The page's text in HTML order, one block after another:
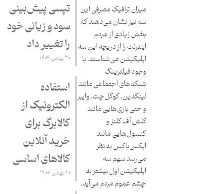
میزان ترافیک مصرفی این
سه نیز نشان می‌دهند که
بخش زیادی از مردم
اینترنت را از دریچه این سه
اپلیکیشن می‌شناسند. با
وجود فیلترینگ
شبکه‌های اجتماعی مانند
لینکدین، گوگل‌چت، وایبر
و حتی بازی‌هایی مانند
کلش‌ آف کلنز و
کنسول‌هایی مانند
ایکس‌باکس به نظر
می‌رسد سهم سه
اپلیکیشن اول بیشتر به
چشم عموم مردم می‌آید.
تپسی پیش‌بینی
سود و زیانی خود
را تغییر داد
۳۰ بهمن ۱۴۰۴
استفاده
الکترونیک از
کالابرگ برای
خرید آنلاین
کالاهای اساسی
۲۰ بهمن ۱۴۰۴